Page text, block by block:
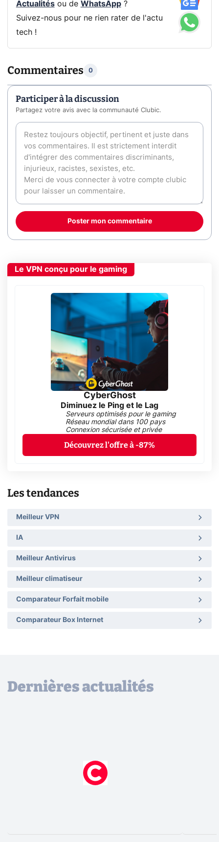
Actualitésou de WhatsApp?
Suivez-nous pour ne rien rater de l'actu
tech !
Commentaires 0
Participer à la discussion
Partagez votre avis avec la communauté Clubic.
Poster mon commentaire
Le VPN conçu pour le gaming
CyberGhost
Diminuez le Ping et le Lag
Serveurs optimisés pour le gaming
Réseau mondial dans 100 pays
Connexion sécurisée et privée
Découvrez l'offre à -87%
Les tendances
Meilleur VPN
IA
Meilleur Antivirus
Meilleur climatiseur
Comparateur Forfait mobile
Comparateur Box Internet
Dernières actualités